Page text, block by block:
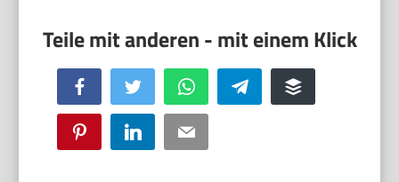
Facebook Twitter WhatsApp Telegram Buffer
Pinterest LinkedIn Email